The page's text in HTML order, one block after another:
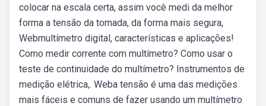
colocar na escala certa, assim você medi da melhor
forma a tensão da tomada, da forma mais segura,
Webmultímetro digital, características e aplicações!
Como medir corrente com multímetro? Como usar o
teste de continuidade do multímetro? Instrumentos de
medição elétrica,. Weba tensão é uma das medições
mais fáceis e comuns de fazer usando um multímetro